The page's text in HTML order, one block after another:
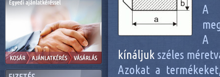
A
A
kínáljuk széles
Azokat a